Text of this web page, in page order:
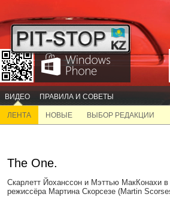
ВИДЕО ПРАВИЛА И СОВЕТЫ
ЛЕНТА НОВЫЕ ВЫБОР РЕДАКЦИИ
The One.
Скарлетт Йоханссон и Мэттью МакКонахи
режиссёра Мартина Скорсезе (Martin